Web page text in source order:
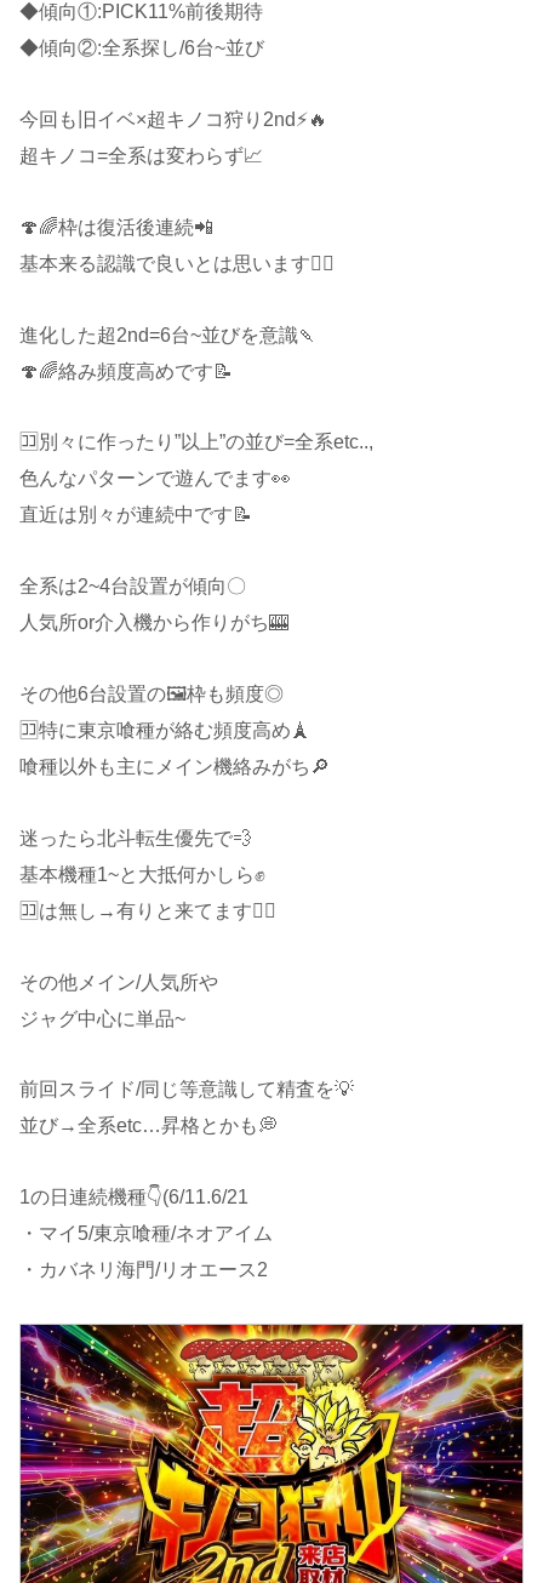
◆傾向①:PICK11%前後期待
◆傾向②:全系探し/6台~並び
今回も旧イベ×超キノコ狩り2nd⚡🔥
超キノコ=全系は変わらず📈
🍄🌈枠は復活後連続📲
基本来る認識で良いとは思います🙋‍♂️
進化した超2nd=6台~並びを意識🍡
🍄🌈絡み頻度高めです📝
🈁別々に作ったり”以上”の並び=全系etc..,
色んなパターンで遊んでます👀
直近は別々が連続中です📝
全系は2~4台設置が傾向〇
人気所or介入機から作りがち🎰
その他6台設置の🖼枠も頻度◎
🈁特に東京喰種が絡む頻度高め🗼
喰種以外も主にメイン機絡みがち🔎
迷ったら北斗転生優先で💨
基本機種1~と大抵何かしら✊
🈁は無し→有りと来てます🙋‍♂️
その他メイン/人気所や
ジャグ中心に単品~
前回スライド/同じ等意識して精査を💡
並び→全系etc…昇格とかも💭
1の日連続機種👇(6/11.6/21
・マイ5/東京喰種/ネオアイム
・カバネリ海門/リオエース2